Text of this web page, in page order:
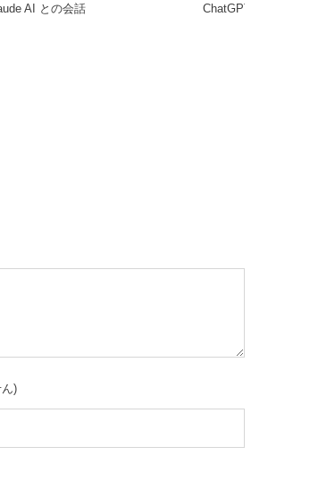
AI との会話 ChatGPTとの会話
)